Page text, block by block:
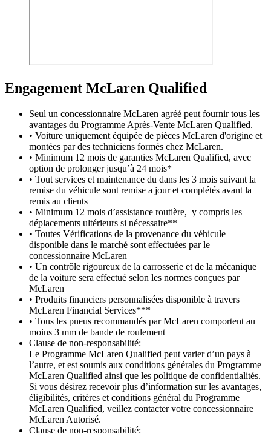
Engagement McLaren Qualified
Seul un concessionnaire McLaren agréé peut fournir tous les
avantages du Programme Après-Vente McLaren Qualified.
• Voiture uniquement équipée de pièces McLaren d'origine et
montées par des techniciens formés chez McLaren.
• Minimum 12 mois de garanties McLaren Qualified, avec
option de prolonger jusqu’à 24 mois*
• Tout services et maintenance du dans les 3 mois suivant la
remise du véhicule sont remise a jour et complétés avant la
remis au clients
• Minimum 12 mois d’assistance routière, y compris les
déplacements ultérieurs si nécessaire**
• Toutes Vérifications de la provenance du véhicule
disponible dans le marché sont effectuées par le
concessionnaire McLaren
• Un contrôle rigoureux de la carrosserie et de la mécanique
de la voiture sera effectué selon les normes conçues par
McLaren
• Produits financiers personnalisées disponible à travers
McLaren Financial Services***
• Tous les pneus recommandés par McLaren comportent au
moins 3 mm de bande de roulement
Clause de non-responsabilité:
Le Programme McLaren Qualified peut varier d’un pays à
l’autre, et est soumis aux conditions générales du Programme
McLaren Qualified ainsi que les politique de confidentialités.
Si vous désirez recevoir plus d’information sur les avantages,
éligibilités, critères et conditions général du Programme
McLaren Qualified, veillez contacter votre concessionnaire
McLaren Autorisé.
Clause de non-responsabilité: